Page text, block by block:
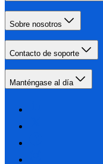
Sobre nosotros
Contacto de soporte
Manténgase al día